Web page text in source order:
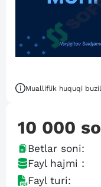
Mualliflik huquqi
10 000
Betlar soni:
Fayl hajmi :
Fayl turi: